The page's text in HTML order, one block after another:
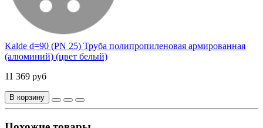
Kalde d=90 (PN 25) Труба полипропиленовая армированная
(алюминий) (цвет белый)
11 369 руб
В корзину